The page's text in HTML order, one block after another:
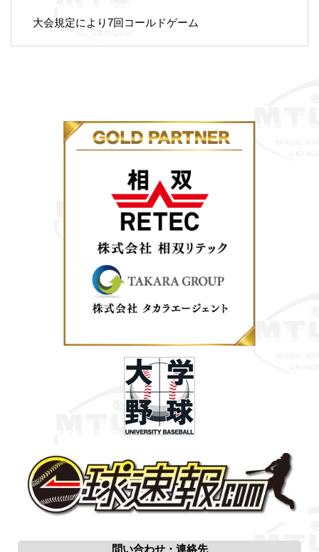
大会規定により7回コールドゲーム
問い合わせ・連絡先